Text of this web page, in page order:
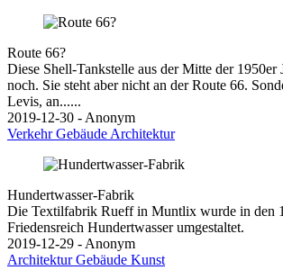
Route 66?
Diese Shell-Tankstelle aus der Mitte der 1950er
noch. Sie steht aber nicht an der Route 66.
Levis, an......
2019-12-30 - Anonym
VerkehrGebäude Architektur
Hundertwasser-Fabrik
Die Textilfabrik Rueff in Muntlix wurde in den
Friedensreich Hundertwasser umgestaltet.
2019-12-29 - Anonym
ArchitekturGebäude Kunst